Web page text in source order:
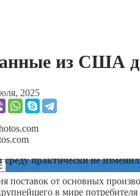
из США
2025
практически не
поставок от основных
в мире потребителя